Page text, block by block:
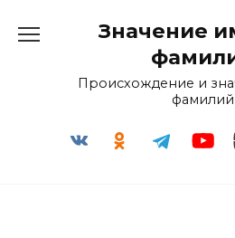
Значение
Происхождение и
фамилий